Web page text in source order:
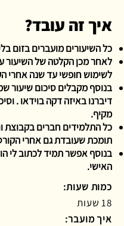
איך זה עובד?
כל השיעורים מועברים בזום
לאחר מכן הקלטה של השיעור
לשימוש חופשי עד שנה אחרי
בנוסף מקבלים סיכום שיעור
דיברנו באיזה דקה בוידאו .
מקיף.
כל התלמידים חברים בקבוצת
תומכת שעובדת גם אחרי
בנוסף אפשר תמיד לכתוב לי
האישי.
כמות שעות:
18 שעות
איך מועבר: